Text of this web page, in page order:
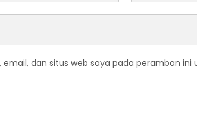
email, dan situs web saya pada peramban ini